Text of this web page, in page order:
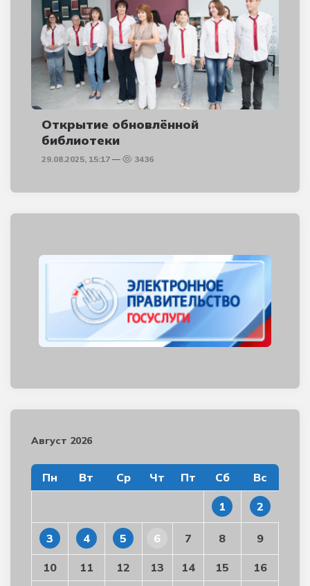
Открытие обновлённой
библиотеки
29.08.2025, 15:17 3436
Август 2026
Пн Вт Ср Чт Пт Сб Вс
1 2
3 4 5 6 7 8 9
10 11 12 13 14 15 16